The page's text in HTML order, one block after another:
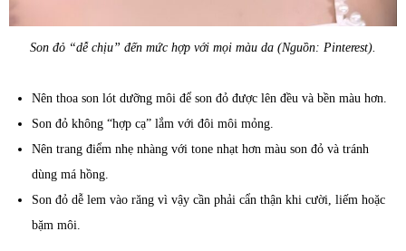
Son đỏ “dễ chịu” đến mức hợp với mọi màu da (Nguồn: Pinterest).
Nên thoa son lót dưỡng môi để son đỏ được lên đều và bền màu hơn.
Son đỏ không “hợp cạ” lắm với đôi môi mỏng.
Nên trang điểm nhẹ nhàng với tone nhạt hơn màu son đỏ và tránh
dùng má hồng.
Son đỏ dễ lem vào răng vì vậy cần phải cẩn thận khi cười, liếm hoặc
bặm môi.